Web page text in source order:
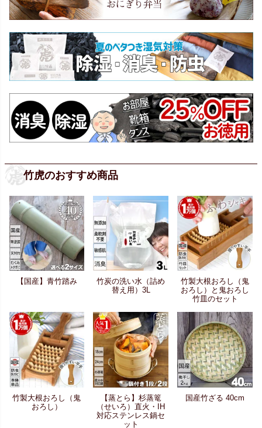
竹虎のおすすめ商品
【国産】青竹踏み
竹炭の洗い水（詰め
替え用）3L
竹製大根おろし（鬼
おろし）と鬼おろし
竹皿のセット
竹製大根おろし（鬼
おろし）
【蒸とら】杉蒸篭
（せいろ）直火・IH
対応ステンレス鍋セ
ット
国産竹ざる 40cm